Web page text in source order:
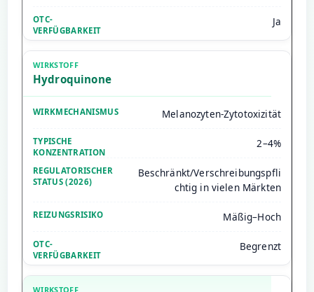
Ja
Hydroquinone
Melanozyten-Zytotoxizität
2–4%
Beschränkt/Verschreibungspfli
chtig in vielen Märkten
Mäßig–Hoch
Begrenzt